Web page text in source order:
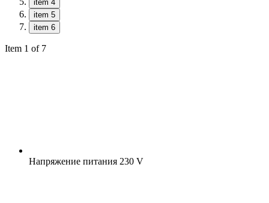
item 4
item 5
item 6
Item 1 of 7
Напряжение питания 230 V